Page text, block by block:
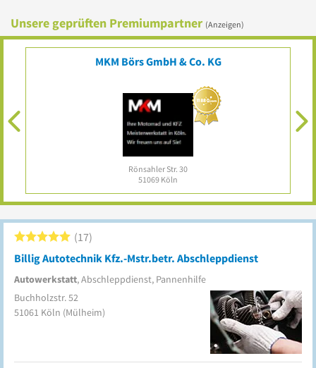
Unsere geprüften Premiumpartner (Anzeigen)
MKM Börs GmbH & Co. KG
Rönsahler Str. 30
51069 Köln
Billig Autotechnik Kfz.-Mstr.betr. Abschleppdienst
Autowerkstatt, Abschleppdienst, Pannenhilfe
17
Buchholzstr. 52
51061 Köln (Mülheim)